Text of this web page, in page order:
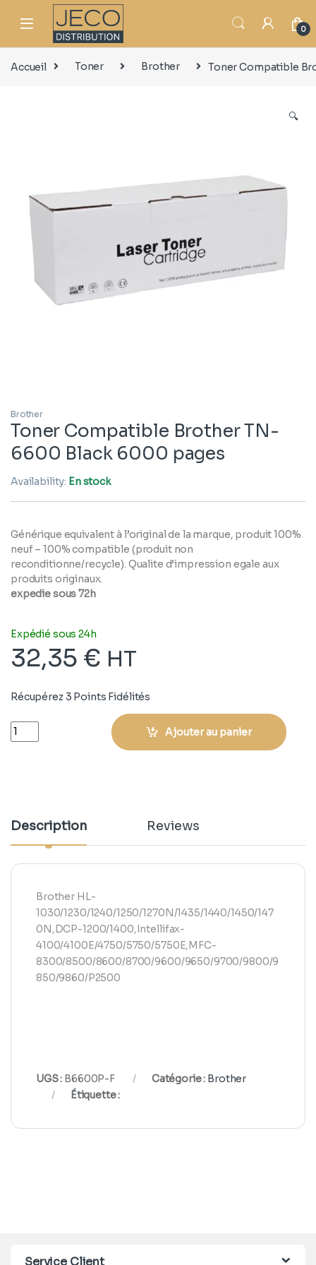
0
Accueil Toner Brother Toner Compatible
🔍
Brother
Toner Compatible Brother TN-
6600 Black 6000 pages
Availability: En stock
Générique equivalent à l’original de la marque, produit 100%
neuf – 100% compatible (produit non
reconditionne/recycle). Qualite d’impression egale aux
produits originaux.
expedie sous 72h
Expédié sous 24h
32,35 € HT
Récupérez 3 Points Fidélités
Quantity Ajouter au panier
Description Reviews
Brother HL-
1030/1230/1240/1250/1270N/1435/1440/1450/147
0N,DCP-1200/1400,Intellifax-
4100/4100E/4750/5750/5750E,MFC-
8300/8500/8600/8700/9600/9650/9700/9800/9
850/9860/P2500
UGS : B6600P-F Catégorie : Brother
Étiquette :
Service Client